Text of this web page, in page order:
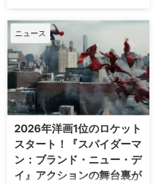
独占日本初放送。さらに、元特殊
部隊員の父親が娘を守るために大
自然を駆け巡るフランス発の話題
作『デビルズ・リープ～娘を守
れ！最強の親父』が一挙放送され
る。雄大な自然の中で繰り広 …
した新作ドラマシリーズの開発を
進めている。米Varietyが報じ
た。 『オザークへようこそ』ジ
ェイソン・ベイトマンも関与
Netflixは、今年3月のMLB開幕戦
をライヴ配信したのを皮切りに、
7月のホームランダービーもリリ
ースするなど、MLBとの関係性
を深めている。この協力関係は
2028年まで続く予定だ。今月中
旬に行われるフィールド・オブ・
ドリームス（映画『フィールド・
ニュース
2026年洋画1位のロケット
スタート！『スパイダーマ
ン：ブランド・ニュー・デ
イ』アクションの舞台裏が